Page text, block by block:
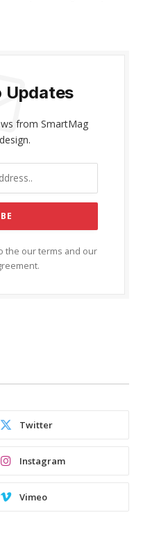
Updates
from SmartMag
the our terms and our
Twitter
Instagram
Vimeo